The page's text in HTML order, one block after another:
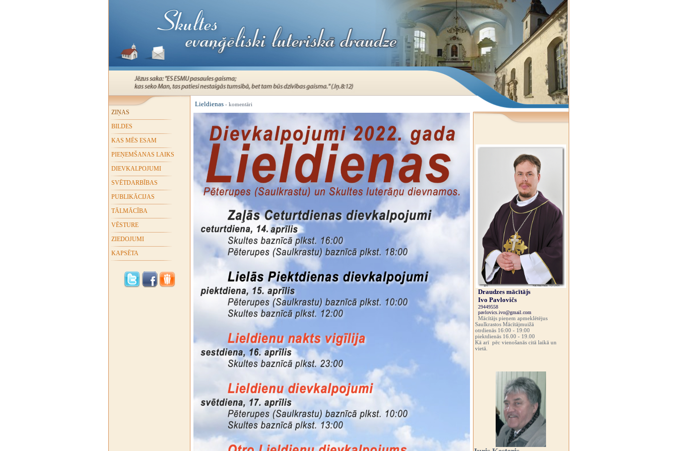
ZIŅAS
BILDES
KAS MĒS ESAM
PIEŅEMŠANAS LAIKS
DIEVKALPOJUMI
SVĒTDARBĪBAS
PUBLIKĀCIJAS
TĀLMĀCĪBA
VĒSTURE
ZIEDOJUMI
KAPSĒTA
Lieldienas- komentāri
Draudzes mācītājs
Ivo Pavlovičs
29449558
pavlovics.ivo@gmail.com
Mācītājs pieņem apmeklētējus
Saulkrastos Mācītājmuižā
otrdienās 16:00 - 19:00
piektdienās 16.00 - 19.00
Kā arī pēc vienošanās citā laikā un
vietā.